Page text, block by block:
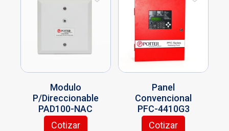
Modulo
P/Direccionable
PAD100-NAC
Cotizar
Panel
Convencional
PFC-4410G3
Cotizar